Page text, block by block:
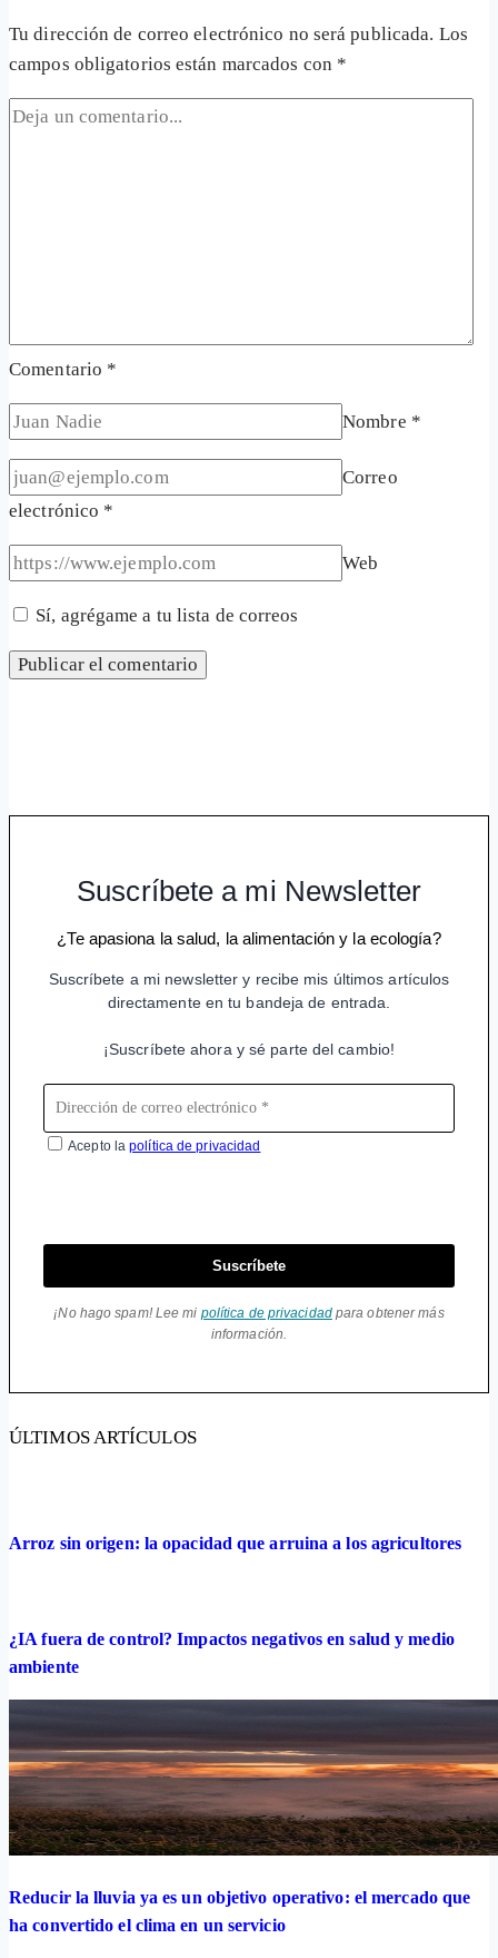
Tu dirección de correo electrónico no será publicada. Los
campos obligatorios están marcados con *
Comentario *
Nombre *
Correo
electrónico *
Web
Sí, agrégame a tu lista de correos
Suscríbete a mi Newsletter
¿Te apasiona la salud, la alimentación y la ecología?
Suscríbete a mi newsletter y recibe mis últimos artículos
directamente en tu bandeja de entrada.
¡Suscríbete ahora y sé parte del cambio!
Acepto lapolítica de privacidad
Suscríbete
¡No hago spam! Lee mi política de privacidadpara obtener más
información.
ÚLTIMOS ARTÍCULOS
Arroz sin origen: la opacidad que arruina a los agricultores
¿IA fuera de control? Impactos negativos en salud y medio
ambiente
Reducir la lluvia ya es un objetivo operativo: el mercado que
ha convertido el clima en un servicio